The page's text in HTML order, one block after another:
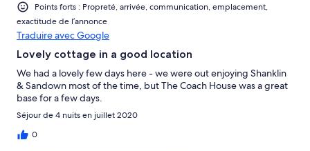
Points forts : Propreté, arrivée, communication, emplacement,
exactitude de l’annonce
Traduire avec Google
Lovely cottage in a good location
We had a lovely few days here - we were out enjoying Shanklin
& Sandown most of the time, but The Coach House was a great
base for a few days.
Séjour de 4 nuits en juillet 2020
0